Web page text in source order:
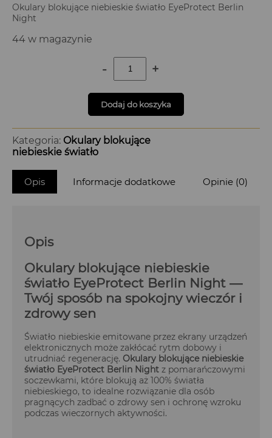
Okulary blokujące niebieskie światło EyeProtect Berlin
Night
44 w magazynie
- +
Dodaj do koszyka
Kategoria: Okulary blokujące
niebieskie światło
Opis Informacje dodatkowe Opinie (0)
Opis
Okulary blokujące niebieskie
światło EyeProtect Berlin Night —
Twój sposób na spokojny wieczór i
zdrowy sen
Światło niebieskie emitowane przez ekrany urządzeń
elektronicznych może zakłócać rytm dobowy i
utrudniać regenerację. Okulary blokujące niebieskie
światło EyeProtect Berlin Night z pomarańczowymi
soczewkami, które blokują aż 100% światła
niebieskiego, to idealne rozwiązanie dla osób
pragnących zadbać o zdrowy sen i ochronę wzroku
podczas wieczornych aktywności.